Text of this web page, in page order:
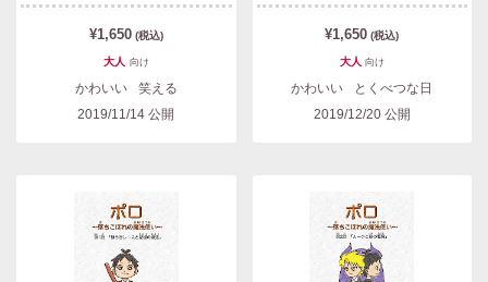
¥1,650 (税込)
大人 向け
かわいい
笑える
2019/11/14 公開
¥1,650 (税込)
大人 向け
かわいい
とくべつな日
2019/12/20公開